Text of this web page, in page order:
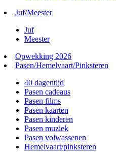
Juf/Meester
Juf
Meester
Opwekking 2026
Pasen/Hemelvaart/Pinksteren
40 dagentijd
Pasen cadeaus
Pasen films
Pasen kaarten
Pasen kinderen
Pasen muziek
Pasen volwassenen
Hemelvaart/pinksteren